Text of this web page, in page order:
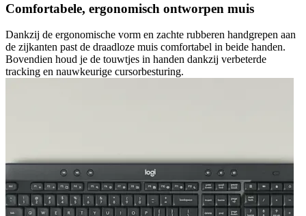
Comfortabele, ergonomisch ontworpen muis
Dankzij de ergonomische vorm en zachte rubberen handgrepen aan
de zijkanten past de draadloze muis comfortabel in beide handen.
Bovendien houd je de touwtjes in handen dankzij verbeterde
tracking en nauwkeurige cursorbesturing.